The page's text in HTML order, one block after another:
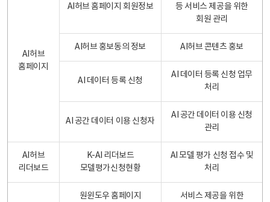
AI허브
홈페이지
AI허브 홈페이지 회원정보
등 서비스 제공을 위한
회원 관리
AI허브 홍보동의 정보 AI허브 콘텐츠 홍보
AI 데이터 등록 신청
AI 데이터 등록 신청 업무
처리
AI 공간 데이터 이용 신청자
AI 공간 데이터 이용 신청
관리
AI허브
리더보드
K-AI 리더보드
모델평가신청현황
AI 모델 평가 신청 접수 및
처리
원윈도우 홈페이지
서비스 제공을 위한